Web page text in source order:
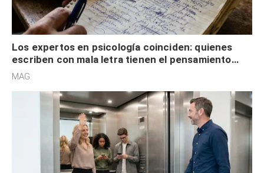
Los expertos en psicología coinciden: quienes
escriben con mala letra tienen el pensamiento
acelerado y no lo hacen por desinterés
MAG.